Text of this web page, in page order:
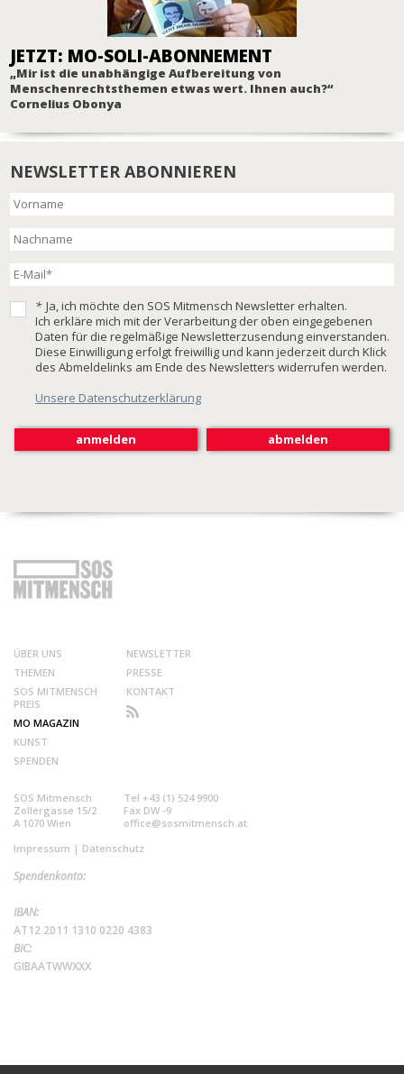
JETZT: MO-SOLI-ABONNEMENT
„Mir ist die unabhängige Aufbereitung von
Menschenrechtsthemen etwas wert. Ihnen auch?“
Cornelius Obonya
NEWSLETTER ABONNIEREN
* Ja, ich möchte den SOS Mitmensch Newsletter erhalten.
Ich erkläre mich mit der Verarbeitung der oben eingegebenen
Daten für die regelmäßige Newsletterzusendung einverstanden.
Diese Einwilligung erfolgt freiwillig und kann jederzeit durch Klick
des Abmeldelinks am Ende des Newsletters widerrufen werden.
Unsere Datenschutzerklärung
ÜBER UNS
THEMEN
SOS MITMENSCH
PREIS
MO MAGAZIN
KUNST
SPENDEN
NEWSLETTER
PRESSE
KONTAKT
SOS Mitmensch
Zollergasse 15/2
A 1070 Wien
Tel +43 (1) 524 9900
Fax DW -9
office@sosmitmensch.at
Impressum | Datenschutz
Spendenkonto:
IBAN:
AT12 2011 1310 0220 4383
BIC:
GIBAATWWXXX